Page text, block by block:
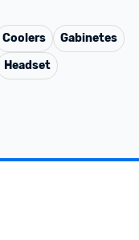
Coolers
Gabinetes
Headset